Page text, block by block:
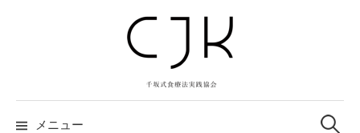
ツ
へ メニュー
検
索: